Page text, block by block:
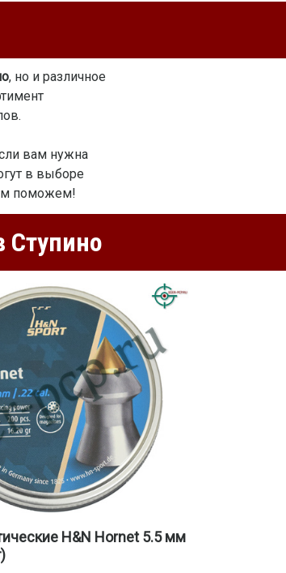
, но и различное
вам нужна
в выборе
поможем!
Ступино
H&N Hornet 5.5 мм